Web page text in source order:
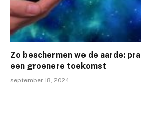
Zo beschermen we de aarde:
een groenere toekomst
september 18, 2024